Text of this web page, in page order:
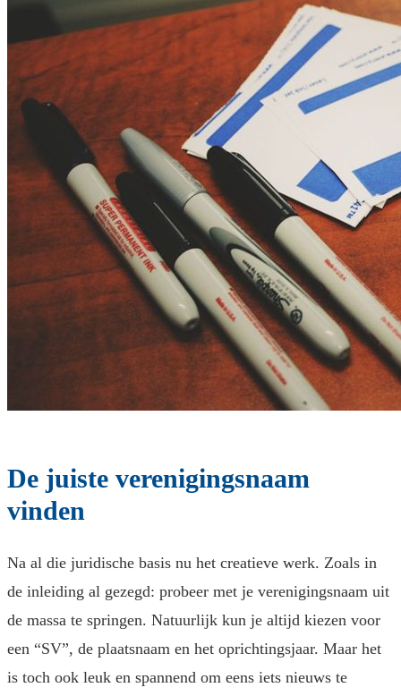
De juiste verenigingsnaam
vinden
Na al die juridische basis nu het creatieve werk. Zoals in
de inleiding al gezegd: probeer met je verenigingsnaam uit
de massa te springen. Natuurlijk kun je altijd kiezen voor
een “SV”, de plaatsnaam en het oprichtingsjaar. Maar het
is toch ook leuk en spannend om eens iets nieuws te